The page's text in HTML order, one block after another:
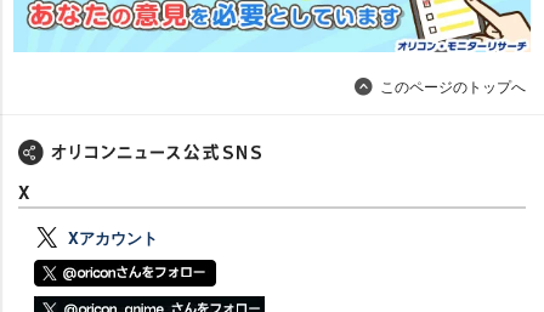
このページのトップへ
X
Xアカウント